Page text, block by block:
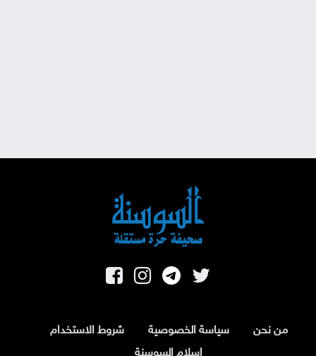
من نحن سياسة الخصوصية
شروط الاستخدام
اسلام السوسنة